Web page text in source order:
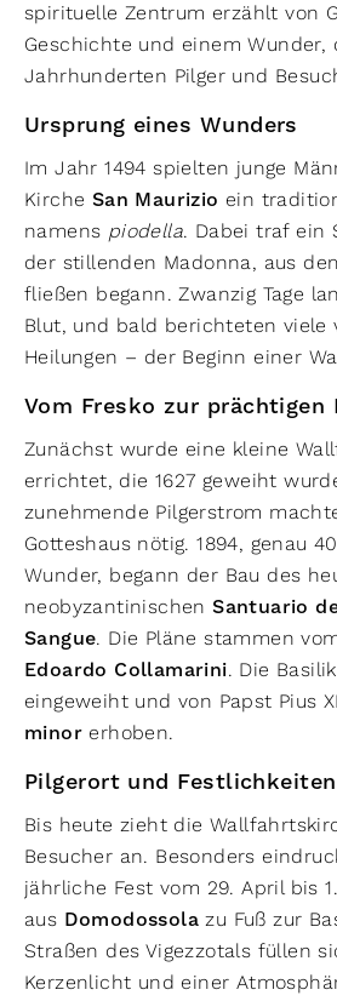
spirituelle Zentrum erzählt von
Geschichte und einem Wunder,
Jahrhunderten Pilger und
Ursprung eines Wunders
Im Jahr 1494 spielten junge
Kirche San Maurizio ein
namens piodella. Dabei traf ein
der stillenden Madonna, aus
fließen begann. Zwanzig Tage
Blut, und bald berichteten viele
Heilungen – der Beginn einer
Vom Fresko zur prächtigen
Zunächst wurde eine kleine
errichtet, die 1627 geweiht
zunehmende Pilgerstrom
Gotteshaus nötig. 1894, genau
Wunder, begann der Bau des
neobyzantinischen Santuario
Sangue. Die Pläne stammen
Edoardo Collamarini. Die
eingeweiht und von Papst Pius
minor erhoben.
Pilgerort und Festlichkeiten
Bis heute zieht die
Besucher an. Besonders
jährliche Fest vom 29. April bis
aus Domodossola zu Fuß zur
Straßen des Vigezzotals füllen
Kerzenlicht und einer